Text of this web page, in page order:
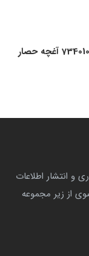
با هدف جمع آوری و انتشار اطلاعات
از زیر مجموعه